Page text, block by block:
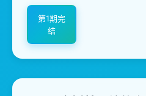
第1期完
结